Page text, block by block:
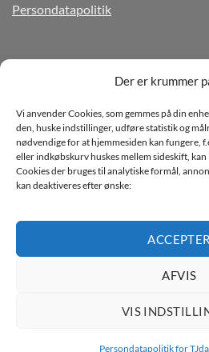
Der er krummer
Vi anvender Cookies, som gemmes på din
den, huske indstillinger, udføre statistik og
nødvendige for at hjemmesiden kan fungere,
eller indkøbskurv huskes mellem sideskift,
Cookies der bruges til analytiske formål,
kan deaktiveres efter ønske:
ACCEPTER
AFVIS
VIS
Persondatapolitik for
Persondatapolitik